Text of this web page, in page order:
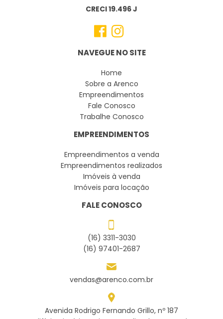
CRECI 19.496 J
NAVEGUE NO SITE
Home
Sobre a Arenco
Empreendimentos
Fale Conosco
Trabalhe Conosco
EMPREENDIMENTOS
Empreendimentos a venda
Empreendimentos realizados
Imóveis à venda
Imóveis para locação
FALE CONOSCO
(16) 3311-3030
(16) 97401-2687
vendas@arenco.com.br
Avenida Rodrigo Fernando Grillo, nº 187